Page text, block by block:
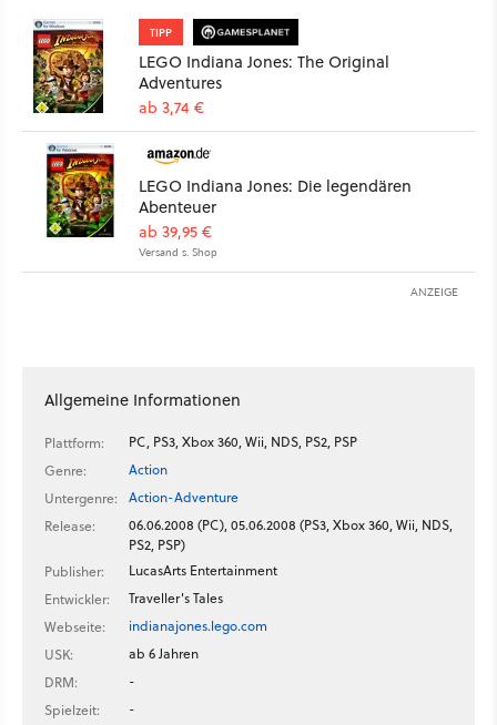
TIPP
LEGO Indiana Jones: The Original
Adventures
ab 3,74 €
LEGO Indiana Jones: Die legendären
Abenteuer
ab 39,95 €
Versand s. Shop
ANZEIGE
Allgemeine Informationen
Plattform:
PC, PS3, Xbox 360, Wii, NDS, PS2, PSP
Genre:
Action
Untergenre:
Action-Adventure
Release:
06.06.2008 (PC), 05.06.2008 (PS3, Xbox 360, Wii, NDS,
PS2, PSP)
Publisher:
LucasArts Entertainment
Entwickler:
Traveller's Tales
Webseite:
indianajones.lego.com
USK:
ab 6 Jahren
DRM:
-
Spielzeit:
-